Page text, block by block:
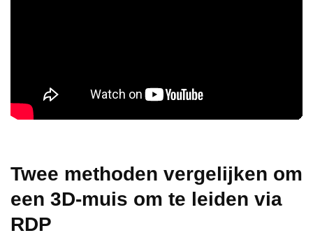
Twee methoden vergelijken om
een 3D-muis om te leiden via
RDP